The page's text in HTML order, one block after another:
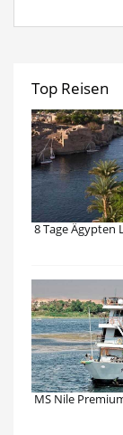
Top Reisen
8 Tage Ägypten
MS Nile